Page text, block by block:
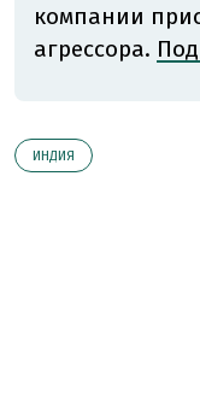
компании
агрессора.
ИНДИЯ